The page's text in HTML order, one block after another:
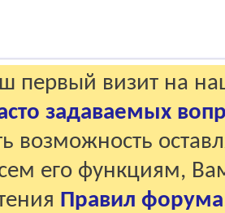
первый визит на
задаваемых
возможность
его функциям,
Правил форума